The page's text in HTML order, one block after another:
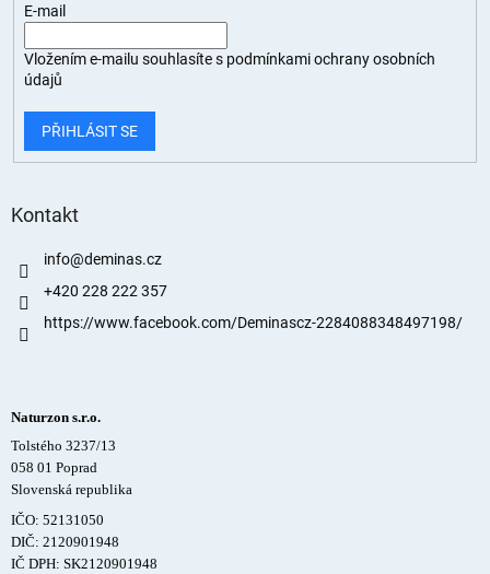
E-mail
Vložením e-mailu souhlasíte s podmínkami ochrany osobních
údajů
PŘIHLÁSIT SE
Kontakt
info@deminas.cz
+420 228 222 357
https://www.facebook.com/Deminascz-2284088348497198/
Naturzon s.r.o.
Tolstého 3237/13
058 01 Poprad
Slovenská republika
IČO: 52131050
DIČ: 2120901948
IČ DPH: SK2120901948